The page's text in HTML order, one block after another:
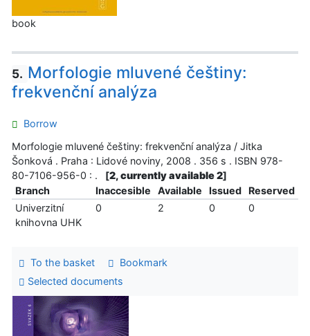
book
5. Morfologie mluvené češtiny:
frekvenční analýza
Borrow
Morfologie mluvené češtiny: frekvenční analýza / Jitka
Šonková . Praha : Lidové noviny, 2008 . 356 s . ISBN 978-
80-7106-956-0 : .
[2, currently available 2]
Branch
Inaccesible Available Issued
Reserved
Univerzitní
knihovna UHK
0 2 0 0
To the basket
Bookmark
Selected documents